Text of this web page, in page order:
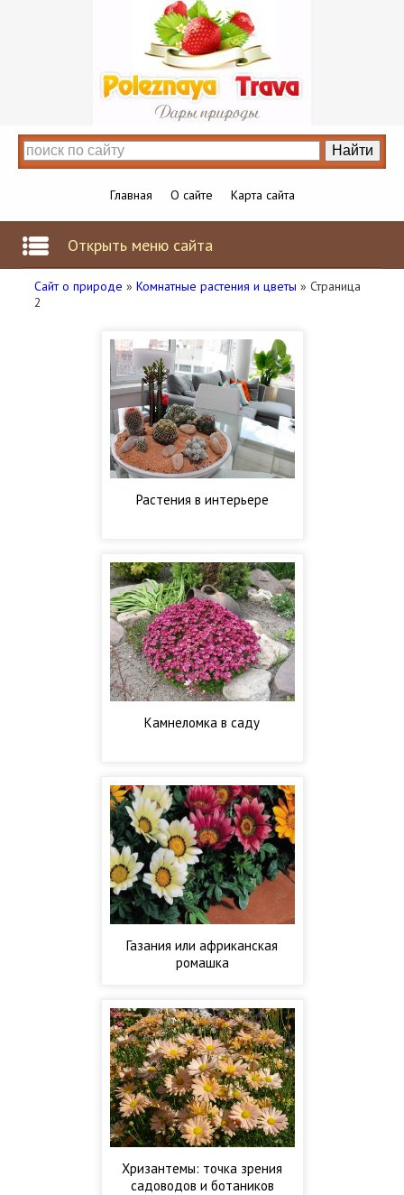
Главная О сайте Карта сайта
Открыть меню сайта
Сайт о природе » Комнатные растения и цветы » Страница
2
Растения в интерьере
Камнеломка в саду
Газания или африканская
ромашка
Хризантемы: точка зрения
садоводов и ботаников